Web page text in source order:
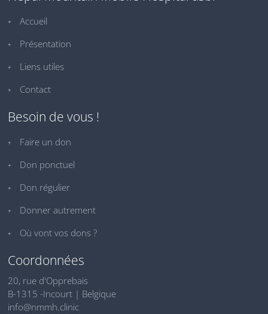
Accueil
Présentation
Liens utiles
Contact
Besoin de vous !
Faire un don
Don ponctuel
Don régulier
Donner autrement
Où vont vos dons ?
Coordonnées
20, rue d'Opprebais
B-1315 -Incourt | Belgique
info@nmmh.clinic